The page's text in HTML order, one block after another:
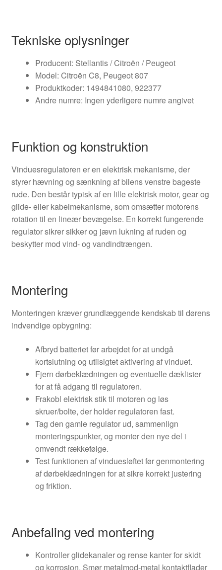
Tekniske oplysninger
Producent: Stellantis / Citroën / Peugeot
Model: Citroën C8, Peugeot 807
Produktkoder: 1494841080, 922377
Andre numre: Ingen yderligere numre angivet
Funktion og konstruktion
Vinduesregulatoren er en elektrisk mekanisme, der
styrer hævning og sænkning af bilens venstre bageste
rude. Den består typisk af en lille elektrisk motor, gear og
glide- eller kabelmekanisme, som omsætter motorens
rotation til en lineær bevægelse. En korrekt fungerende
regulator sikrer sikker og jævn lukning af ruden og
beskytter mod vind- og vandindtrængen.
Montering
Monteringen kræver grundlæggende kendskab til dørens
indvendige opbygning:
Afbryd batteriet før arbejdet for at undgå
kortslutning og utilsigtet aktivering af vinduet.
Fjern dørbeklædningen og eventuelle dæklister
for at få adgang til regulatoren.
Frakobl elektrisk stik til motoren og løs
skruer/bolte, der holder regulatoren fast.
Tag den gamle regulator ud, sammenlign
monteringspunkter, og monter den nye del i
omvendt rækkefølge.
Test funktionen af vinduesløftet før genmontering
af dørbeklædningen for at sikre korrekt justering
og friktion.
Anbefaling ved montering
Kontroller glidekanaler og rense kanter for skidt
og korrosion. Smør metalmod-metal kontaktflader